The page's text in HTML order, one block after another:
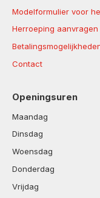
Modelformulier voor
Herroeping aanvragen
Contact
Openingsuren
Maandag
Dinsdag
Woensdag
Donderdag
Vrijdag